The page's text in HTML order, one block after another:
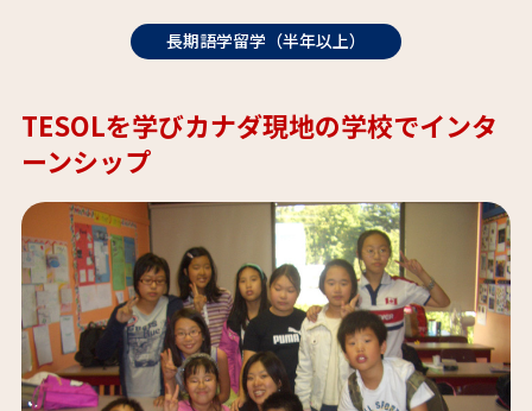
長期語学留学（半年以上）
TESOLを学びカナダ現地の学校でインタ
ーンシップ